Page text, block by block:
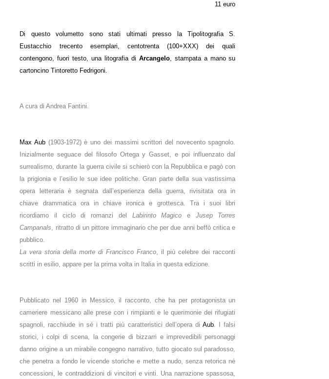
11 euro
Di questo volumetto sono stati ultimati presso la Tipolitografia S.
Eustacchio trecento esemplari, centotrenta (100+XXX) dei quali
contengono, fuori testo, una litografia di Arcangelo, stampata a mano su
cartoncino Tintoretto Fedrigoni.
A cura di Andrea Fantini.
Max Aub (1903-1972) è uno dei massimi scrittori del novecento spagnolo.
Inizialmente seguace del filosofo Ortega y Gasset, e poi influenzato dal
surrealismo, durante la guerra civile si schierò con la Repubblica e pagò con
la prigionia e l’esilio le sue idee politiche. Gran parte della sua vastissima
opera letteraria è segnata dall’esperienza della guerra, rivisitata ora in
chiave drammatica ora in chiave ironica e grottesca. Tra i suoi libri
ricordiamo il ciclo di romanzi del Labirinto Magico e Jusep Torres
Campanals , ritratto di un pittore immaginario che per due anni beffò critica e
pubblico.
La vera storia della morte di Francisco Franco , il più celebre dei racconti
scritti in esilio, appare per la prima volta in Italia in questa edizione.
Pubblicato nel 1960 in Messico, il racconto, che ha per protagonista un
cameriere messicano alle prese con i rimpianti e le querimonie dei rifugiati
spagnoli, racchiude in sé i tratti più caratteristici dell’opera diAub . I falsi
storici, i colpi di scena, la congerie di bizzarri e imprevedibili personaggi
danno origine a un mirabile congegno narrativo, tutto giocato sul paradosso,
che penetra a fondo le vicende storiche e mette a nudo, senza retorica né
concessioni, le contraddizioni di vincitori e vinti. Una narrazione spassosa,